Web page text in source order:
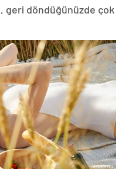
geri döndüğünüzde çok